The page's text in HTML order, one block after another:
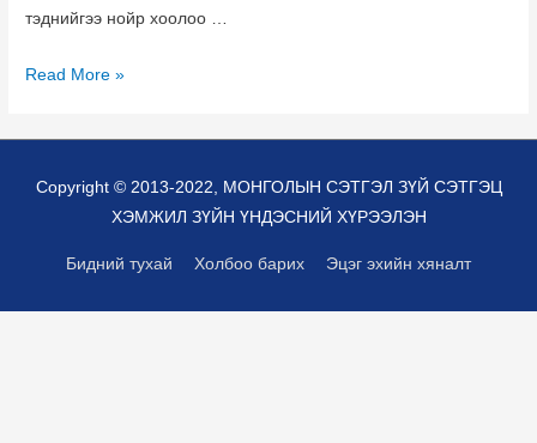
тэднийгээ нойр хоолоо …
Эрх
эрх
Мартын
Read More »
Copyright © 2013-2022, МОНГОЛЫН СЭТГЭЛ ЗҮЙ СЭТГЭЦ
ХЭМЖИЛ ЗҮЙН ҮНДЭСНИЙ ХҮРЭЭЛЭН
Бидний тухай Холбоо барих Эцэг эхийн хяналт